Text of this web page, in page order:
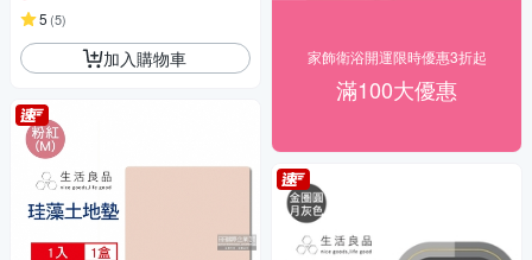
5 (5)
加入購物車 家飾衛浴開運限時優惠3折起
滿100大優惠